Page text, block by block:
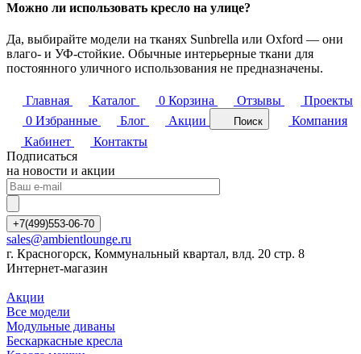
Можно ли использовать кресло на улице?
Да, выбирайте модели на тканях Sunbrella или Oxford — они
влаго- и УФ-стойкие. Обычные интерьерные ткани для
постоянного уличного использования не предназначены.
Главная Каталог 0 Корзина Отзывы
Проекты
0 Избранные Блог Акции Поиск
Компания
Кабинет
Контакты
Подписаться
на новости и акции
+7(499)553-06-70
sales@ambientlounge.ru
г. Красногорск, Коммунальный квартал, влд. 20 стр. 8
Интернет-магазин
Акции
Все модели
Модульные диваны
Бескаркасные кресла